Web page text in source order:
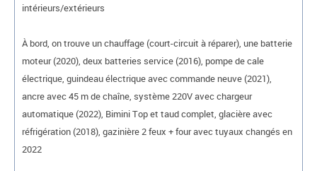
intérieurs/extérieurs
À bord, on trouve un chauffage (court-circuit à réparer), une batterie
moteur (2020), deux batteries service (2016), pompe de cale
électrique, guindeau électrique avec commande neuve (2021),
ancre avec 45 m de chaîne, système 220V avec chargeur
automatique (2022), Bimini Top et taud complet, glacière avec
réfrigération (2018), gazinière 2 feux + four avec tuyaux changés en
2022